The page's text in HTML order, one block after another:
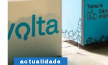
actualidade